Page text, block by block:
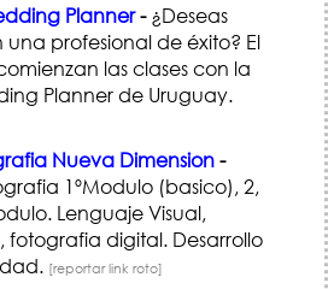
Planner-¿Deseas
profesional de éxito? El
las clases con la
Planner de Uruguay.
Nueva Dimension-
1ºModulo (basico), 2,
Lenguaje Visual,
fotografia digital. Desarrollo
[reportar link roto]